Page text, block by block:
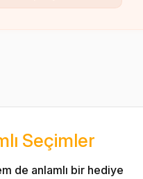
Seçimler
de anlamlı bir hediye